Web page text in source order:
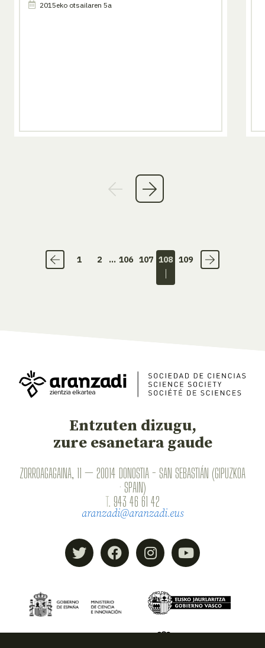
2015eko otsailaren 5a
1 2 ... 106 107 108 109
Entzuten dizugu,
zure esanetara gaude
ZORROAGAGAINA, 11 — 20014 DONOSTIA - SAN SEBASTIÁN (GIPUZKOA
· SPAIN)
T. 943 46 61 42
aranzadi@aranzadi.eus